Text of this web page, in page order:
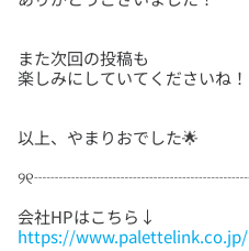
また次回の投稿も
https://www.palettelink.co.jp/